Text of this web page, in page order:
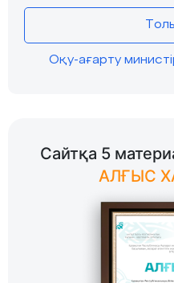
Оқу-ағарту
Сайтқа 5
АЛҒЫС